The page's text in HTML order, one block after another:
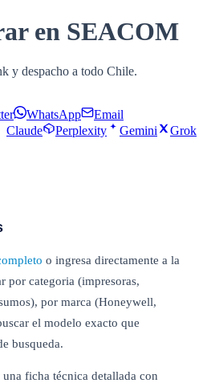
en SEACOM
y despacho a todo Chile.
WhatsApp
Email
Claude Perplexity Gemini Grok
o ingresa directamente a la
por categoria (impresoras,
por marca (Honeywell,
el modelo exacto que
busqueda.
ficha técnica detallada con